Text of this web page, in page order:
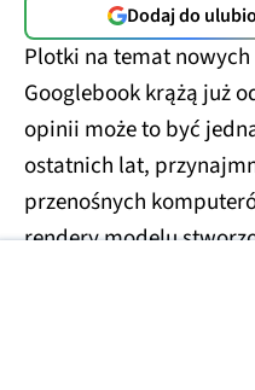
Dodaj do
Plotki na temat
Googlebook krążą już
opinii może to być
ostatnich lat,
przenośnych
rendery modelu